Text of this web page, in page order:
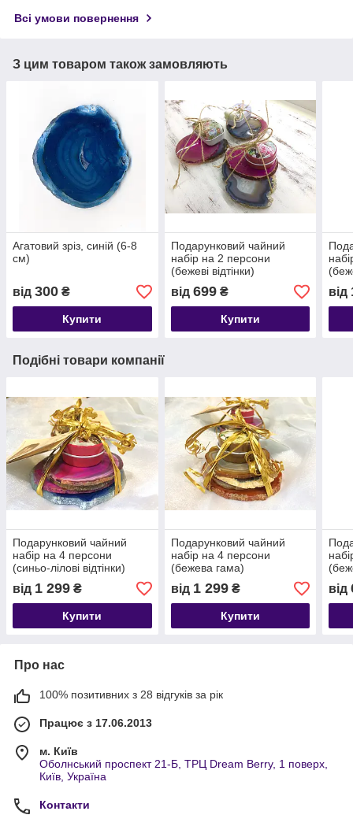
Всі умови повернення
З цим товаром також замовляють
Агатовий зріз, синій (6-8
см)
від 300 ₴
Купити
Подарунковий чайний
набір на 2 персони
(бежеві відтінки)
від 699₴
Купити
від
Подібні товари компанії
Подарунковий чайний
набір на 4 персони
(синьо-лілові відтінки)
від 1 299 ₴
Купити
Подарунковий чайний
набір на 4 персони
(бежева гама)
від 1 299₴
Купити
від
Про нас
100% позитивних з 28 відгуків за рік
Працює з 17.06.2013
м. Київ
Оболнський проспект 21-Б, ТРЦ Dream Berry, 1 поверх,
Київ, Україна
Контакти